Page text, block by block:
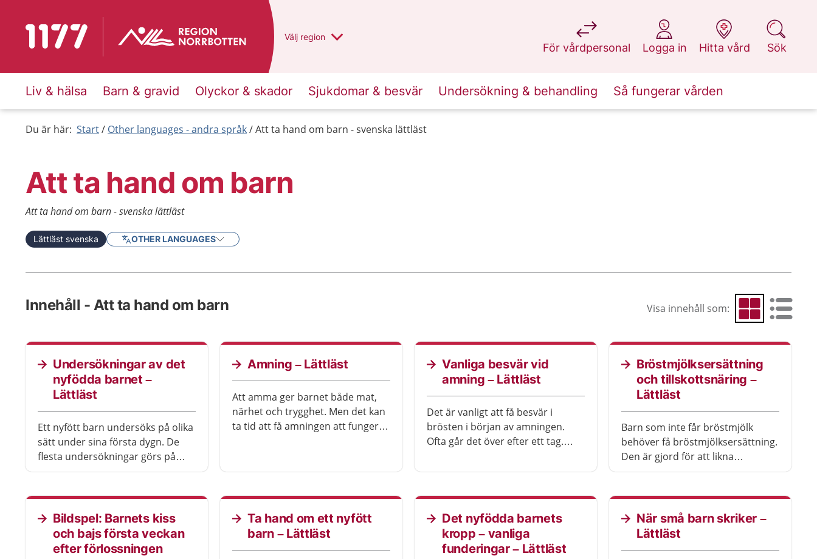
Till startsidan för 1177 Du har valt region
Välj en annan
region
För vårdpersonal
på 1177.se
Logga in
på 1177.se
Hitta vård
på 1177.se
Sök
på 1177.se
Liv & hälsa Barn & gravid Olyckor & skador Sjukdomar & besvär Undersökning & behandling Så fungerar vården
Du är här: Start Other languages - andra språk Att ta hand om barn - svenska lättläst
Att ta hand om barn
Att ta hand om barn - svenska lättläst
Lättläst svenska OTHER LANGUAGES
Innehåll - Att ta hand om barn Visa innehåll som: Visa som rutnät
Visa som
Undersökningar av det
nyfödda barnet –
Lättläst
Ett nyfött barn undersöks på olika
sätt under sina första dygn. De
flesta undersökningar görs på
undersökningar om ni har åkt
hem tidigt.
Amning – Lättläst
Att amma ger barnet både mat,
närhet och trygghet. Men det kan
ta tid att få amningen att fungera.
Vanliga besvär vid
amning – Lättläst
Det är vanligt att få besvär i
brösten i början av amningen.
Ofta går det över efter ett tag.
Bröstmjölksersättning
och tillskottsnäring –
Lättläst
Barn som inte får bröstmjölk
behöver få bröstmjölksersättning.
Den är gjord för att likna
tillskottsnäring i stället.
Bildspel: Barnets kiss
och bajs första veckan
efter förlossningen
Ta hand om ett nyfött
barn – Lättläst
Det nyfödda barnets
kropp – vanliga
funderingar – Lättläst
När små barn skriker –
Lättläst